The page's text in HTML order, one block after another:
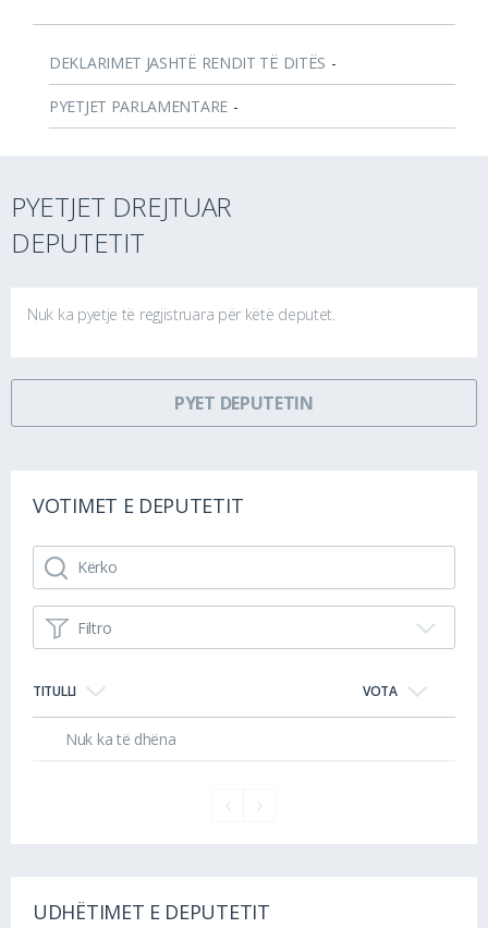
DEKLARIMET JASHTË RENDIT TË DITËS -
PYETJET PARLAMENTARE -
PYETJET DREJTUAR
DEPUTETIT
Nuk ka pyetje të regjistruara për këtë deputet.
PYET DEPUTETIN
VOTIMET E DEPUTETIT
Filtro
TITULLI VOTA
Nuk ka të dhëna
UDHËTIMET E DEPUTETIT